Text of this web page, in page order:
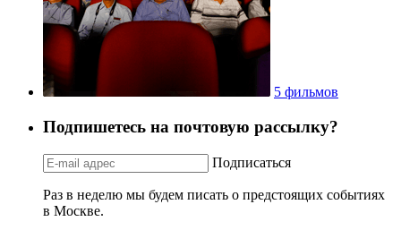
5 фильмов
Подпишетесь на почтовую рассылку?
Подписаться
Раз в неделю мы будем писать о предстоящих событиях
в Москве.